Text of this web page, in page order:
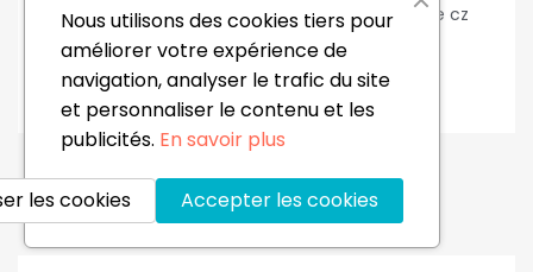
Bague argent rhodié trèfle verre saphir entourage cz
blancs Dimension trèfle : Ø 13 mm Poids : 2.40 gr
Ajouter au panier
Nous utilisons des cookies tiers pour
améliorer votre expérience de
navigation, analyser le trafic du site
et personnaliser le contenu et les
publicités. En savoir plus
Accepter les cookies
les cookies